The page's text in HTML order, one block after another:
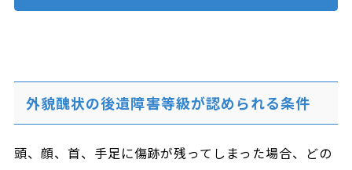
外貌醜状の後遺障害等級が認められる条件
頭、顔、首、手足に傷跡が残ってしまった場合、どの